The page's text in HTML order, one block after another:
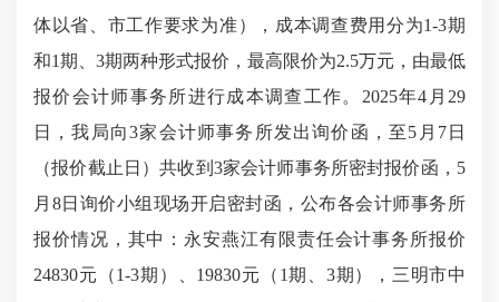
体以省、市工作要求为准），成本调查费用分为1-3期
和1期、3期两种形式报价，最高限价为2.5万元，由最低
报价会计师事务所进行成本调查工作。2025年4月29
日，我局向3家会计师事务所发出询价函，至5月7日
（报价截止日）共收到3家会计师事务所密封报价函，5
月8日询价小组现场开启密封函，公布各会计师事务所
报价情况，其中：永安燕江有限责任会计事务所报价
24830元（1-3期）、19830元（1期、3期），三明市中